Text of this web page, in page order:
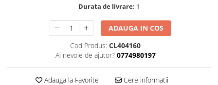
Durata de livrare: 1
ADAUGA IN COS
Cod Produs: CL404160
Ai nevoie de ajutor? 0774980197
Adauga la Favorite Cere informatii